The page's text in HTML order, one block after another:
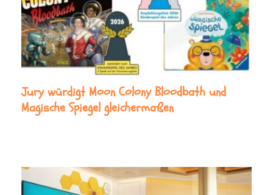
Jury würdigt Moon Colony Bloodbath und
Magische Spiegel gleichermaßen